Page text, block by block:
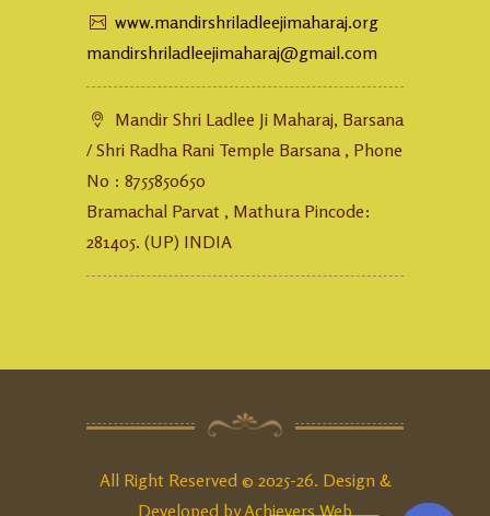
www.mandirshriladleejimaharaj.org
mandirshriladleejimaharaj@gmail.com
Mandir Shri Ladlee Ji Maharaj, Barsana
/ Shri Radha Rani Temple Barsana , Phone
No : 8755850650
Bramachal Parvat , Mathura Pincode:
281405. (UP) INDIA
All Right Reserved © 2025-26. Design &
Developed byAchievers Web